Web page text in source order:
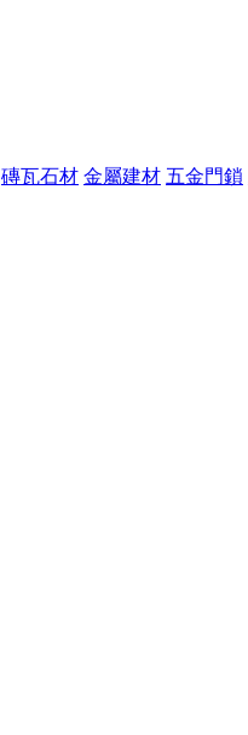
磚瓦石材 金屬建材 五金門鎖